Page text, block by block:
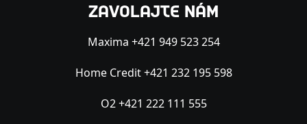
ZAVOLAJTE NÁM
Maxima +421 949 523 254
Home Credit +421 232 195 598
O2 +421 222 111 555